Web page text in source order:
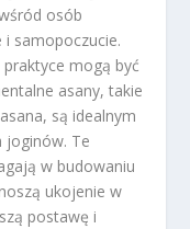
osób
samopoczucie.
mogą być
asany, takie
są idealnym
joginów. Te
w budowaniu
ukojenie w
postawę i